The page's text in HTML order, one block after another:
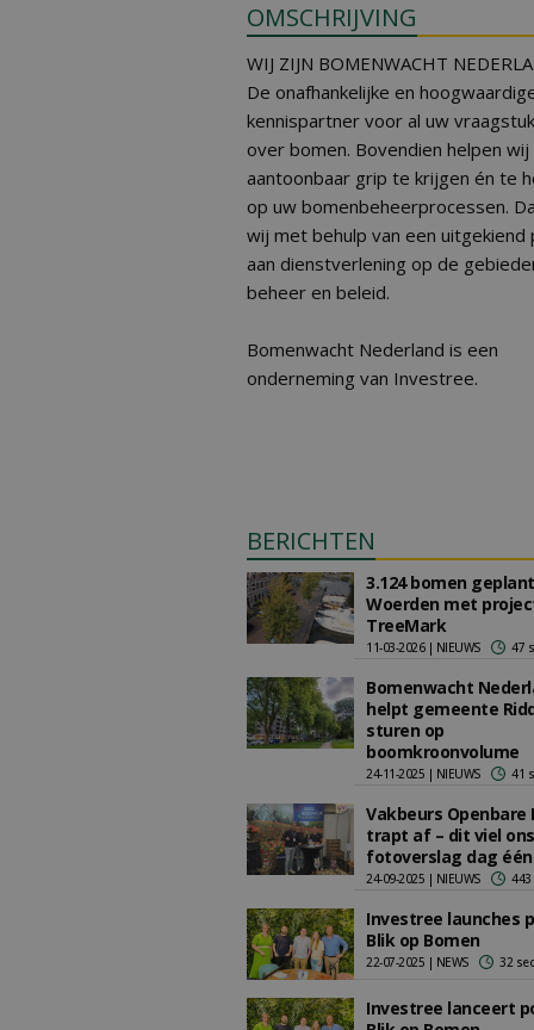
OMSCHRIJVING
WIJ ZIJN BOMENWACHT
De onafhankelijke en
kennispartner voor al uw
over bomen. Bovendien helpen wij
aantoonbaar grip te krijgen én te
op uw bomenbeheerprocessen.
wij met behulp van een uitgekiend
aan dienstverlening op de
beheer en beleid.
Bomenwacht Nederland is een
onderneming van Investree.
BERICHTEN
3.124 bomen
Woerden met
TreeMark
11-03-2026 | NIEUWS 47
Bomenwacht
helpt gemeente
sturen op
boomkroonvolume
24-11-2025 | NIEUWS 41
Vakbeurs Openbare
trapt af – dit viel
fotoverslag dag één
24-09-2025 | NIEUWS 443
Investree launches
Blik op Bomen
22-07-2025 | NEWS 32 sec
Investree lanceert